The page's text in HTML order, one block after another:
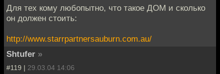
Для тех кому любопытно, что такое ДОМ и сколько
он должен стоить:
http://www.starrpartnersauburn.com.au/
Shtufer »
#119 | 29.03.04 14:06